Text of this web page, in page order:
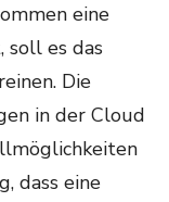
eine
soll es das
Die
in der Cloud
dass eine